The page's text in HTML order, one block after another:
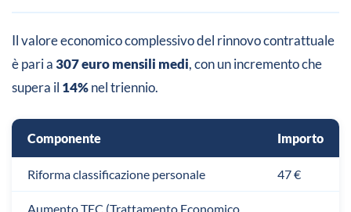
Il valore economico complessivo del rinnovo contrattuale
è pari a307 euro mensili medi, con un incremento che
supera il 14%nel triennio.
Componente Importo
Riforma classificazione personale 47 €
Aumento TEC (Trattamento Economico